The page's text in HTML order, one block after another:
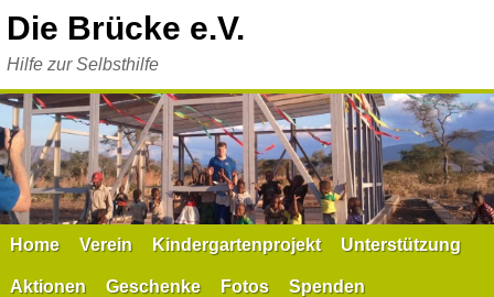
Inhalt
Die Brücke e.V.
Hilfe zur Selbsthilfe
Home Verein Kindergartenprojekt Unterstützung
Aktionen Geschenke Fotos Spenden